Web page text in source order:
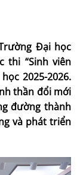
Đại học
thi “Sinh viên
2025-2026.
thần đổi mới
đường thành
và phát triển